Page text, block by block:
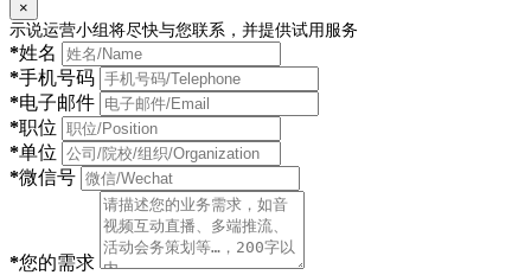
×
示说运营小组将尽快与您联系，并提供试用服务
*姓名
*手机号码
*电子邮件
*职位
*单位
*微信号
*您的需求